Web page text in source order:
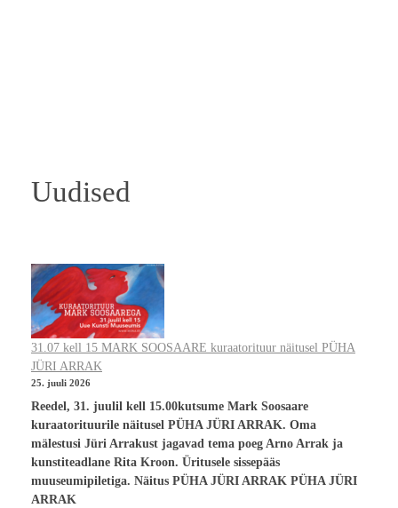
Uudised
31.07 kell 15 MARK SOOSAARE kuraatorituur näitusel PÜHA
JÜRI ARRAK
25. juuli 2026
Reedel, 31. juulil kell 15.00kutsume Mark Soosaare
kuraatorituurile näitusel PÜHA JÜRI ARRAK. Oma
mälestusi Jüri Arrakust jagavad tema poeg Arno Arrak ja
kunstiteadlane Rita Kroon. Üritusele sissepääs
muuseumipiletiga. Näitus PÜHA JÜRI ARRAK PÜHA JÜRI
ARRAK